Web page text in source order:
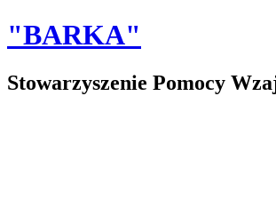
"BARKA"
Stowarzyszenie Pomocy